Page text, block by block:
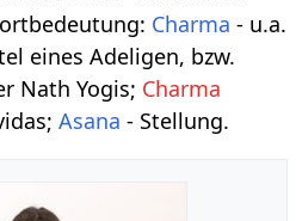
Charma - u.a.
eines Adeligen, bzw.
Nath Yogis; Charma
Asana - Stellung.